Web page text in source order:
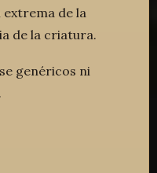
extrema de la
de la criatura.
genéricos ni